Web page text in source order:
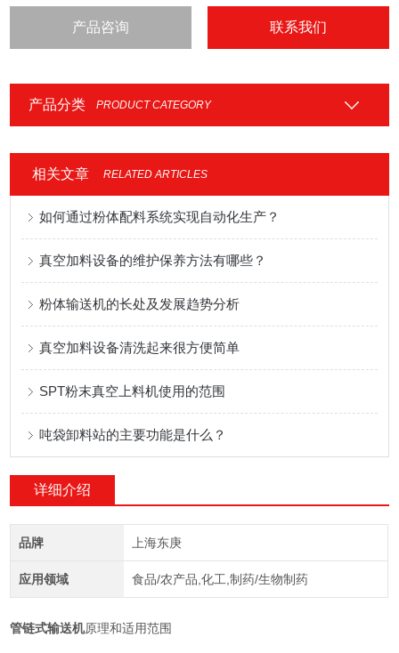
产品咨询 联系我们
产品分类 PRODUCT CATEGORY
相关文章 RELATED ARTICLES
如何通过粉体配料系统实现自动化生产？
真空加料设备的维护保养方法有哪些？
粉体输送机的长处及发展趋势分析
真空加料设备清洗起来很方便简单
SPT粉末真空上料机使用的范围
吨袋卸料站的主要功能是什么？
详细介绍
品牌 上海东庚
应用领域 食品/农产品,化工,制药/生物制药
管链式输送机原理和适用范围